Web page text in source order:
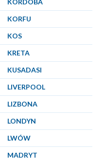
KORDOBA
KORFU
KOS
KRETA
KUSADASI
LIVERPOOL
LIZBONA
LONDYN
LWÓW
MADRYT